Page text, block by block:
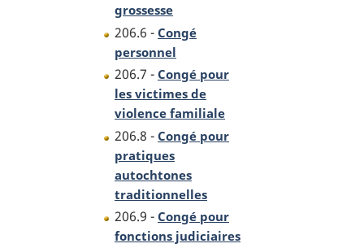
grossesse
206.6 - Congé
personnel
206.7 - Congé pour
les victimes de
violence familiale
206.8 - Congé pour
pratiques
autochtones
traditionnelles
206.9 - Congé pour
fonctions judiciaires